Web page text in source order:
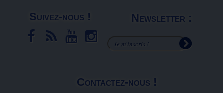
Suivez-nous ! Newsletter :
Contactez-nous !